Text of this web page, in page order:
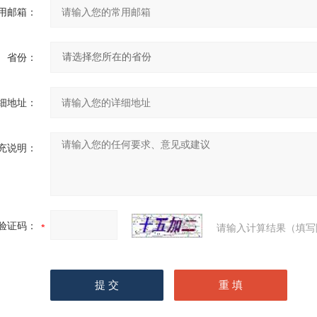
邮箱：
省份：
地址：
说明：
证码： 请输入计算结果（填